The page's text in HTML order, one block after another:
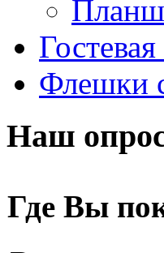
Apple
Apriori
Archos
Assistant
Asus(2)
Флешки
Наш
Где Вы